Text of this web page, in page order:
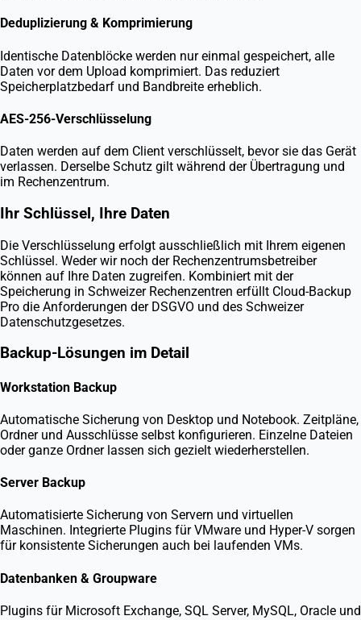
Deduplizierung & Komprimierung
Identische Datenblöcke werden nur einmal gespeichert, alle
Daten vor dem Upload komprimiert. Das reduziert
Speicherplatzbedarf und Bandbreite erheblich.
AES-256-Verschlüsselung
Daten werden auf dem Client verschlüsselt, bevor sie das Gerät
verlassen. Derselbe Schutz gilt während der Übertragung und
im Rechenzentrum.
Ihr Schlüssel, Ihre Daten
Die Verschlüsselung erfolgt ausschließlich mit Ihrem eigenen
Schlüssel. Weder wir noch der Rechenzentrumsbetreiber
können auf Ihre Daten zugreifen. Kombiniert mit der
Speicherung in Schweizer Rechenzentren erfüllt Cloud-Backup
Pro die Anforderungen der DSGVO und des Schweizer
Datenschutzgesetzes.
Backup-Lösungen im Detail
Workstation Backup
Automatische Sicherung von Desktop und Notebook. Zeitpläne,
Ordner und Ausschlüsse selbst konfigurieren. Einzelne Dateien
oder ganze Ordner lassen sich gezielt wiederherstellen.
Server Backup
Automatisierte Sicherung von Servern und virtuellen
Maschinen. Integrierte Plugins für VMware und Hyper-V sorgen
für konsistente Sicherungen auch bei laufenden VMs.
Datenbanken & Groupware
Plugins für Microsoft Exchange, SQL Server, MySQL, Oracle und